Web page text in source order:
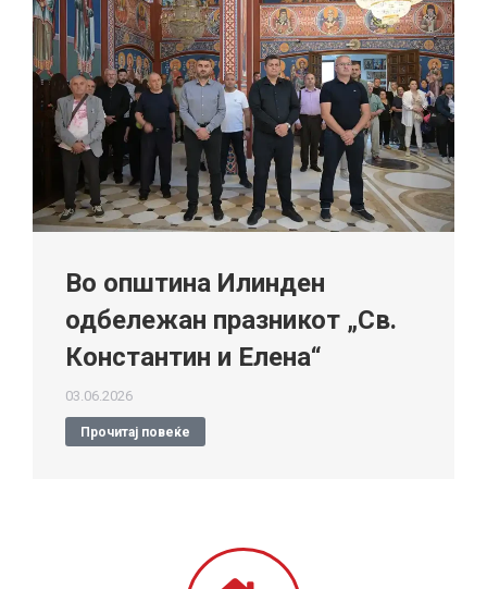
Во општина Илинден
одбележан празникот „Св.
Константин и Елена“
03.06.2026
Прочитај повеќе